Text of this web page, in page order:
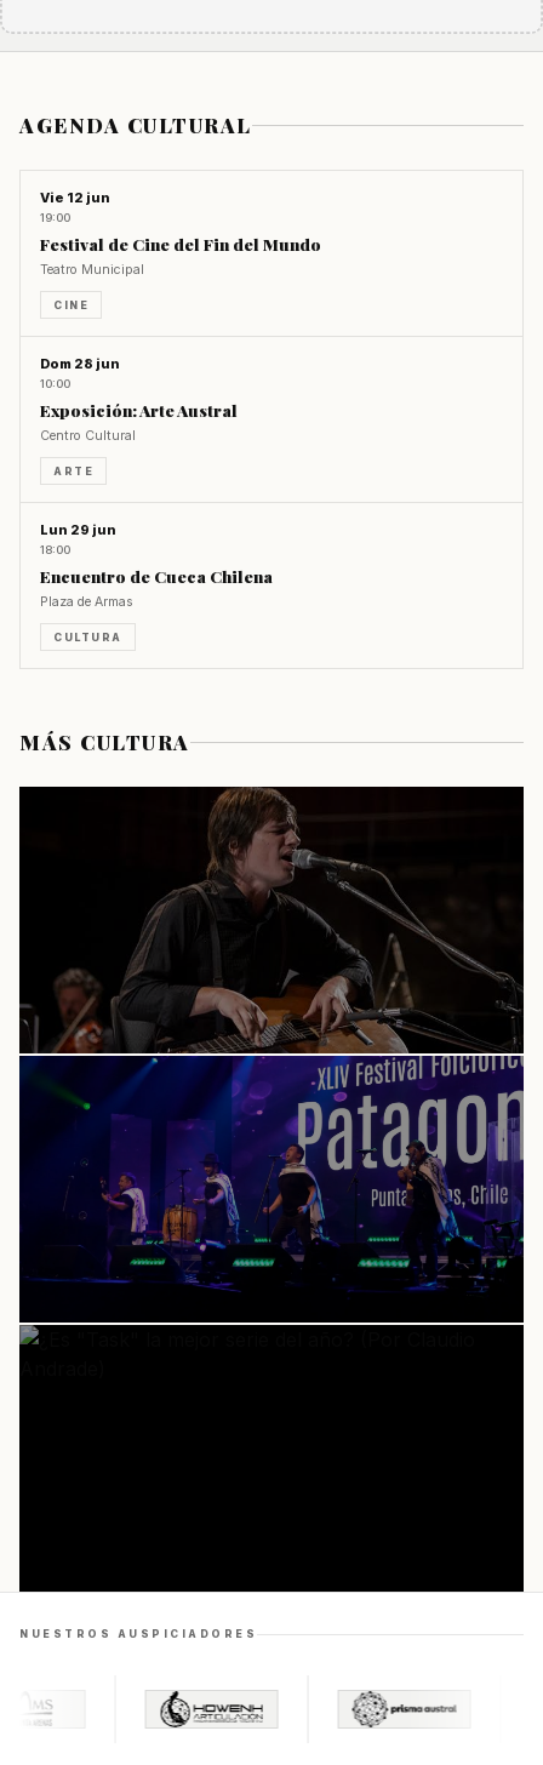
AGENDA CULTURAL
Vie 12 jun
19:00
Festival de Cine del Fin del Mundo
Teatro Municipal
CINE
Dom 28 jun
10:00
Exposición: Arte Austral
Centro Cultural
ARTE
Lun 29 jun
18:00
Encuentro de Cueca Chilena
Plaza de Armas
CULTURA
MÁS CULTURA
CULTURA
Festival Folclórico en la Patagonia 2026:
Comienza a tomar forma la parrilla artística
para el escenario Alfonso "Cocho" Cárcamo
Cultura · 17/07/2026
CULTURA
Cultura · 07/10/2025
NUESTROS AUSPICIADORES